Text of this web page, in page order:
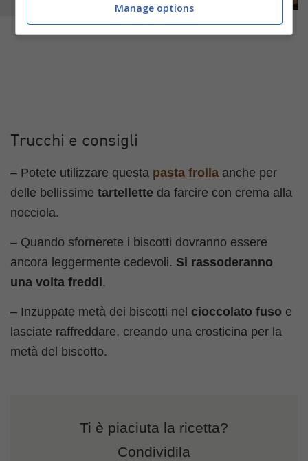
Trucchi e consigli
– Potete utilizzare questa pasta frolla anche per
delle bellissime tartellette da farcire con crema alla
nocciola.
– Quando sfornerete i biscotti dovranno essere
ancora leggermente cedevoli. Si rassoderanno
una volta freddi.
– Inzuppate metà dei biscotti nel cioccolato fuso e
lasciate raffreddare, creando una crosticina per la
metà del biscotto.
Ti è piaciuta la ricetta?
Condividila
Manage options